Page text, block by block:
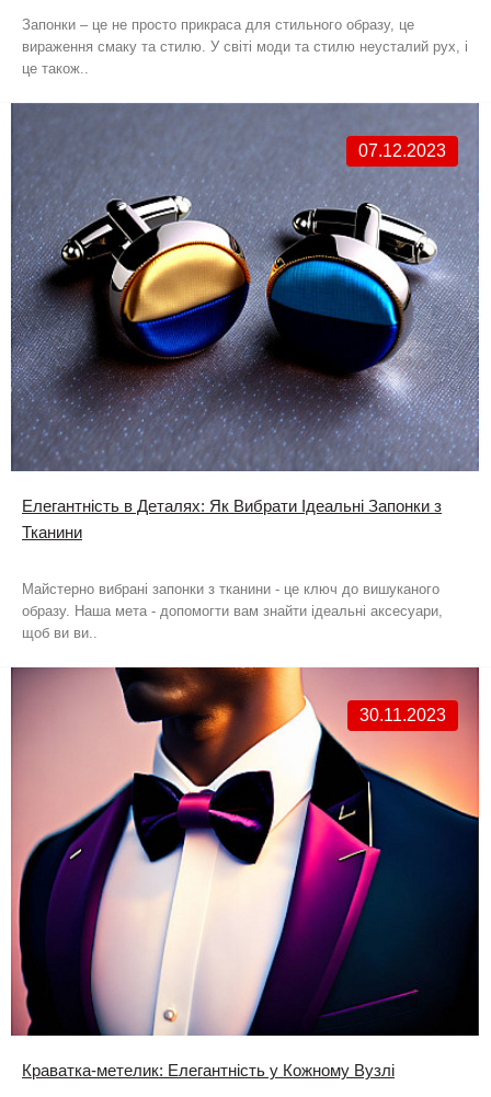
Запонки – це не просто прикраса для стильного образу, це
вираження смаку та стилю. У світі моди та стилю неусталий рух, і
це також..
07.12.2023
Елегантність в Деталях: Як Вибрати Ідеальні Запонки з
Тканини
Майстерно вибрані запонки з тканини - це ключ до вишуканого
образу. Наша мета - допомогти вам знайти ідеальні аксесуари,
щоб ви ви..
30.11.2023
Краватка-метелик: Елегантність у Кожному Вузлі